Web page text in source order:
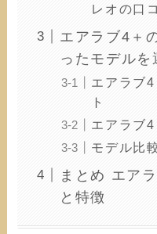
レオの口
エアラブ4＋
ったモデルを
エアラブ
ト
エアラブ
モデル比
まとめ エア
と特徴